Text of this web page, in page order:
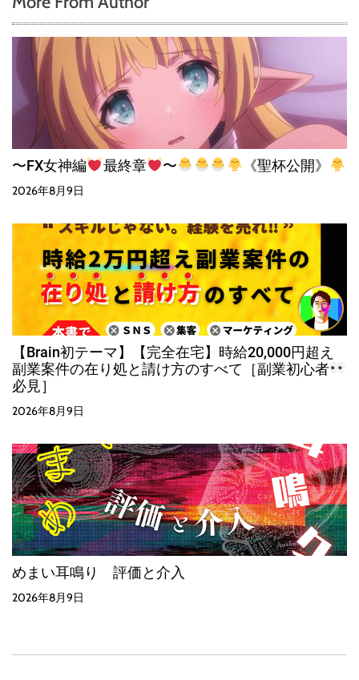
〜FX女神編 最終章 〜 《聖杯公開》
2026年8月9日
【Brain初テーマ】【完全在宅】時給20,000円超え
副業案件の在り処と請け方のすべて［副業初心者
必見］
2026年8月9日
めまい耳鳴り 評価と介入
2026年8月9日